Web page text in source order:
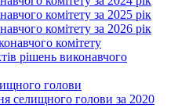
комітету за 2025 рік
комітету за 2026 рік
комітету
рішень виконавчого
голови
селищного голови за 2020